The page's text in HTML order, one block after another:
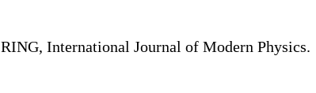
International Journal of Modern Physics.